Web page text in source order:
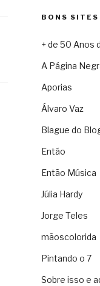
BONS SITES
+ de 50 Anos
A Página
Aporias
Álvaro Vaz
Blague do
Então
Então Música
Júlia Hardy
Jorge Teles
mãoscolorida
Pintando o 7
Sobre isso e